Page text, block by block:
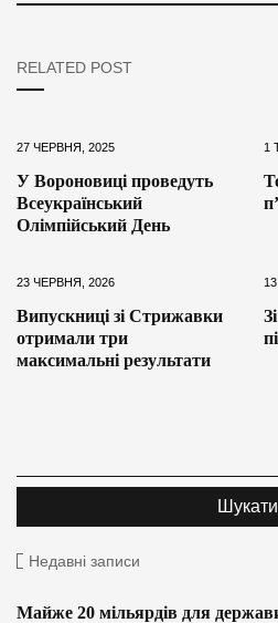
RELATED POST
27 ЧЕРВНЯ, 2025
У Вороновиці проведуть
Всеукраїнський
Олімпійський День
1
23 ЧЕРВНЯ, 2026
Випускниці зі Стрижавки
отримали три
максимальні результати
Недавні записи
Майже 20 мільярдів для